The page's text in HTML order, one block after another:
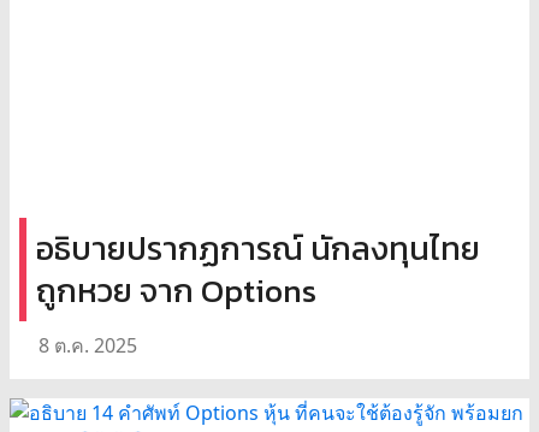
อธิบายปรากฏการณ์ นักลงทุนไทย
ถูกหวย จาก Options
8 ต.ค. 2025